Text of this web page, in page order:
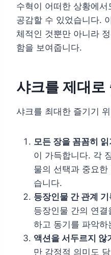
수혁이 어떠한 상황에
공감할 수 있었습니다.
체적인 것뿐만 아니라
함을 보여줍니다.
샤크를 제대로
샤크를 최대한 즐기기
모든 장을 꼼꼼히 읽
이 가득합니다. 각
물의 선택과 중요
습니다.
등장인물 간 관계 기
등장인물 간의 연
하고 동기를 파악
액션을 서두르지 않
만 감정적 의미도